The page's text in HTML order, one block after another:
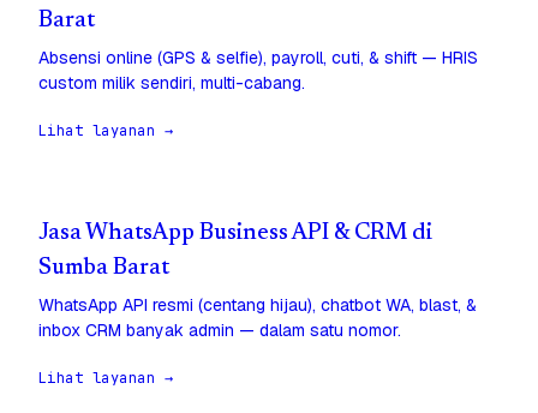
Barat
Absensi online (GPS & selfie), payroll, cuti, & shift — HRIS
custom milik sendiri, multi-cabang.
Lihat layanan →
Jasa WhatsApp Business API & CRM di
Sumba Barat
WhatsApp API resmi (centang hijau), chatbot WA, blast, &
inbox CRM banyak admin — dalam satu nomor.
Lihat layanan →